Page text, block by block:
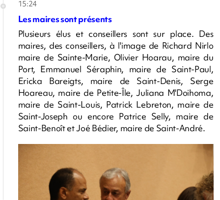
15:24
Les maires sont présents
Plusieurs élus et conseillers sont sur place. Des
maires, des conseillers, à l'image de Richard Nirlo
maire de Sainte-Marie, Olivier Hoarau, maire du
Port, Emmanuel Séraphin, maire de Saint-Paul,
Ericka Bareigts, maire de Saint-Denis, Serge
Hoareau, maire de Petite-Île, Juliana M'Doihoma,
maire de Saint-Louis, Patrick Lebreton, maire de
Saint-Joseph ou encore Patrice Selly, maire de
Saint-Benoît et Joé Bédier, maire de Saint-André.